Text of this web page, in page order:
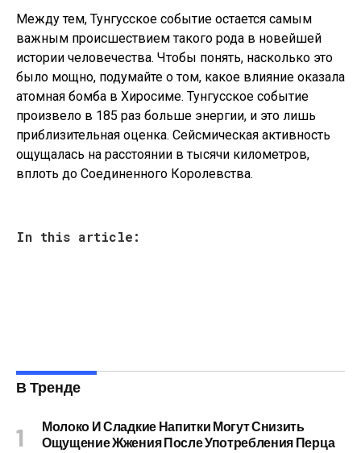
Между тем, Тунгусское событие остается самым
важным происшествием такого рода в новейшей
истории человечества. Чтобы понять, насколько это
было мощно, подумайте о том, какое влияние оказала
атомная бомба в Хиросиме. Тунгусское событие
произвело в 185 раз больше энергии, и это лишь
приблизительная оценка. Сейсмическая активность
ощущалась на расстоянии в тысячи километров,
вплоть до Соединенного Королевства.
In this article:
В Тренде
Молоко И Сладкие Напитки Могут Снизить
Ощущение Жжения После Употребления Перца